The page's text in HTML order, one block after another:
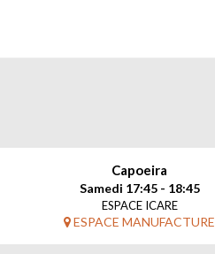
Capoeira
Samedi 17:45 - 18:45
ESPACE ICARE
ESPACE MANUFACTURE